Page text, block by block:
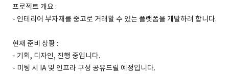
프로젝트 개요 :
- 인테리어 부자재를 중고로 거래할 수 있는 플랫폼을 개발하려 합니다.
현재 준비 상황 :
- 기획, 디자인, 진행 중입니다.
- 미팅 시 IA 및 인프라 구성 공유드릴 예정입니다.